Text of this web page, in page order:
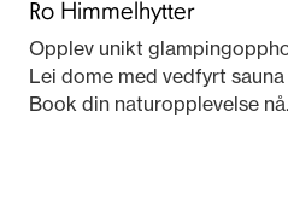
Ro Himmelhytter
Opplev unikt
Lei dome med vedfyrt
Book din naturopplevelse nå.